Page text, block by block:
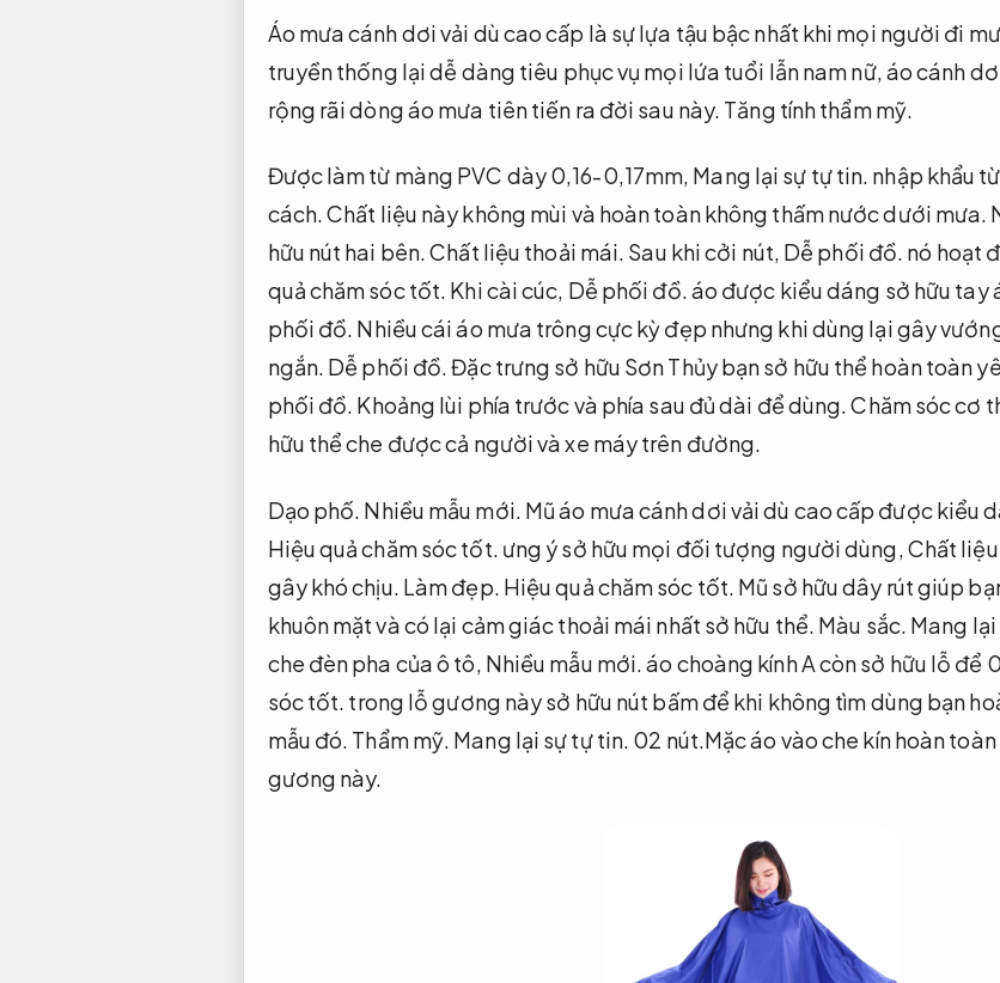
Áo mưa cánh dơi vải dù cao cấp là sự lựa tậu bậc nhất khi mọi người đi
truyền thống lại dễ dàng tiêu phục vụ mọi lứa tuổi lẫn nam nữ, áo cánh
rộng rãi dòng áo mưa tiên tiến ra đời sau này. Tăng tính thẩm mỹ.
Được làm từ màng PVC dày 0,16-0,17mm, Mang lại sự tự tin. nhập khẩu
cách.Chất liệu này không mùi và hoàn toàn không thấm nước dưới mưa.
hữu nút hai bên.Chất liệu thoải mái. Sau khi cởi nút, Dễ phối đồ. nó hoạt
quả chăm sóc tốt. Khi cài cúc, Dễ phối đồ.áo được kiểu dáng sở hữu tay
phối đồ. Nhiều cái áo mưa trông cực kỳ đẹp nhưng khi dùng lại gây
ngắn. Dễ phối đồ.Đặc trưng sở hữu Sơn Thủy bạn sở hữu thể hoàn toàn
phối đồ. Khoảng lùi phía trước và phía sau đủ dài để dùng.Chăm sóc cơ
hữu thể che được cả người và xe máy trên đường.
Dạo phố. Nhiều mẫu mới. Mũ áo mưa cánh dơi vải dù cao cấp được kiểu
Hiệu quả chăm sóc tốt. ưng ý sở hữu mọi đối tượng người dùng, Chất
gây khó chịu. Làm đẹp. Hiệu quả chăm sóc tốt. Mũ sở hữu dây rút giúp
khuôn mặt và có lại cảm giác thoải mái nhất sở hữu thể. Màu sắc. Mang lại
che đèn pha của ô tô, Nhiều mẫu mới. áo choàng kính A còn sở hữu lỗ để
sóc tốt. trong lỗ gương này sở hữu nút bấm để khi không tìm dùng bạn
mẫu đó. Thẩm mỹ. Mang lại sự tự tin. 02 nút.Mặc áo vào che kín hoàn
gương này.